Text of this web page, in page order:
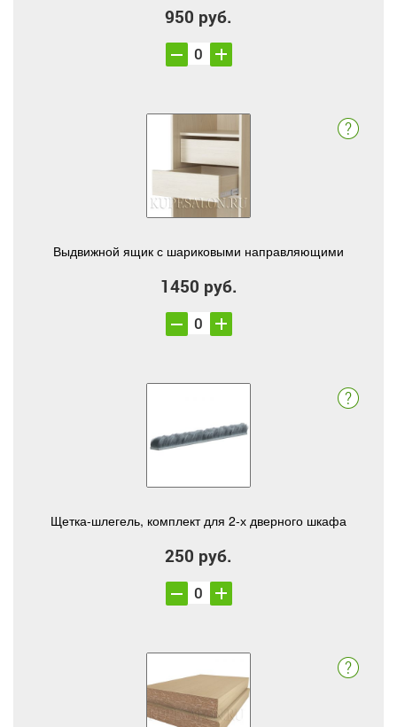
950 руб.
Выдвижной ящик с шариковыми направляющими
1450 руб.
Щетка-шлегель, комплект для 2-х дверного шкафа
250 руб.